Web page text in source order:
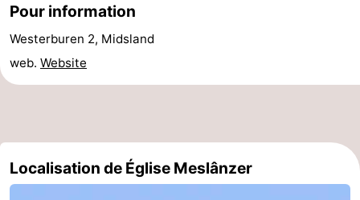
Peche
Sportive
-
Equitation
-
Promenade
Wadden
Observation
manger
Pratiques
Pour information
Westerburen 2, Midsland
web. Website
Localisation de Église Meslânzer